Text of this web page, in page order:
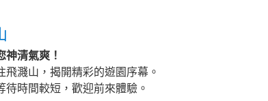
神清氣爽！
飛濺山，揭開精彩的遊園序幕。
待時間較短，歡迎前來體驗。